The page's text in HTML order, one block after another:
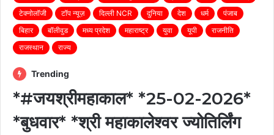
टेक्नोलॉजी
टॉप न्यूज़ दिल्ली NCR दुनिया देश धर्म
पंजाब
बिहार
बॉलीवुड मध्य प्रदेश महाराष्ट्र युवा यूपी
राजनीति
राजस्थान
राज्य
Trending
*#जयश्रीमहाकाल* *25-02-2026*
*बुधवार* *श्री महाकालेश्वर ज्योतिर्लिंग